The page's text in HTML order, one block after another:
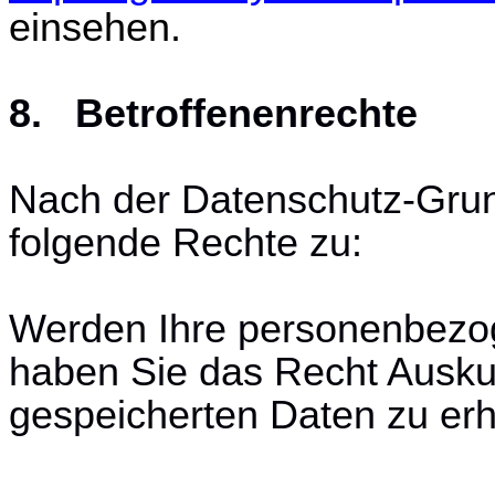
einsehen.
8. Betroffenenrechte
Nach der Datenschutz-
folgende Rechte zu:
Werden Ihre
haben Sie das Recht
gespeicherten Daten zu